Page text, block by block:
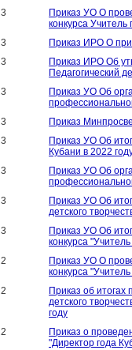
Приказ УО О
конкурса
Приказ ИРО О
Приказ ИРО Об
Педагогический
Приказ УО Об
Приказ
Приказ УО Об
Кубани в 2022
Приказ УО Об
Приказ УО Об
детского
Приказ УО Об
конкурса
Приказ УО О
конкурса
Приказ об итогах
детского
году
Приказ о
"Директор года